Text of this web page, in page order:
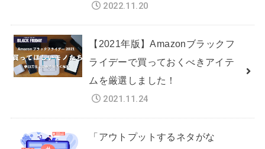
2022.11.20
【2021年版】Amazonブラックフ
ライデーで買っておくべきアイテ
ムを厳選しました！
2021.11.24
「アウトプットするネタがな